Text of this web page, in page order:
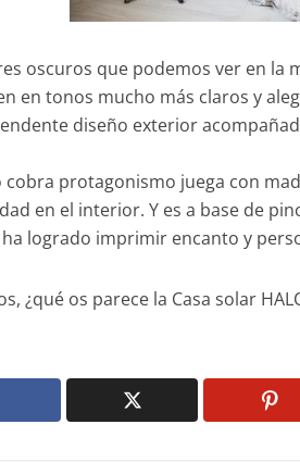
oscuros que podemos ver en la
en tonos mucho más claros y
diseño exterior
cobra protagonismo juega con
en el interior. Y es a base de
logrado imprimir encanto y
¿qué os parece la Casa solar